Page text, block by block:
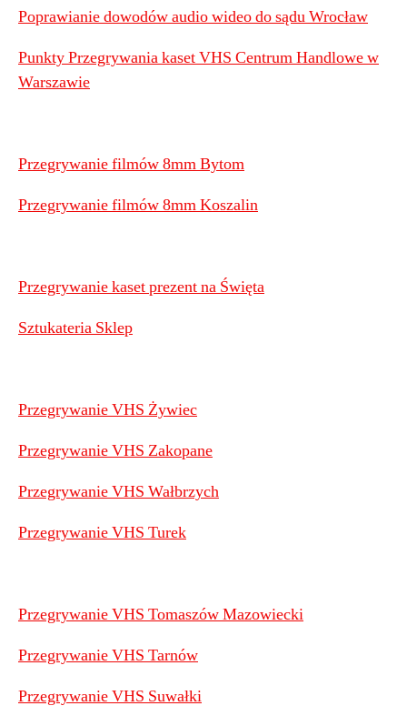
Poprawianie dowodów audio wideo do sądu Wrocław
Punkty Przegrywania kaset VHS Centrum Handlowe w
Warszawie
Przegrywanie filmów 8mm Bytom
Przegrywanie filmów 8mm Koszalin
Przegrywanie kaset prezent na Święta
Sztukateria Sklep
Przegrywanie VHS Żywiec
Przegrywanie VHS Zakopane
Przegrywanie VHS Wałbrzych
Przegrywanie VHS Turek
Przegrywanie VHS Tomaszów Mazowiecki
Przegrywanie VHS Tarnów
Przegrywanie VHS Suwałki